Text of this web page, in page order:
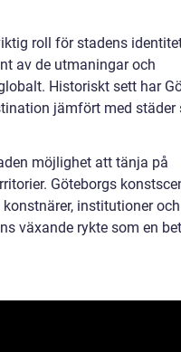
roll för stadens
av de utmaningar och
Historiskt sett har
jämfört med städer
möjlighet att tänja på
Göteborgs
institutioner
växande rykte som en